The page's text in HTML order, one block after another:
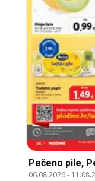
Pečeno pile,
06.08.2026-